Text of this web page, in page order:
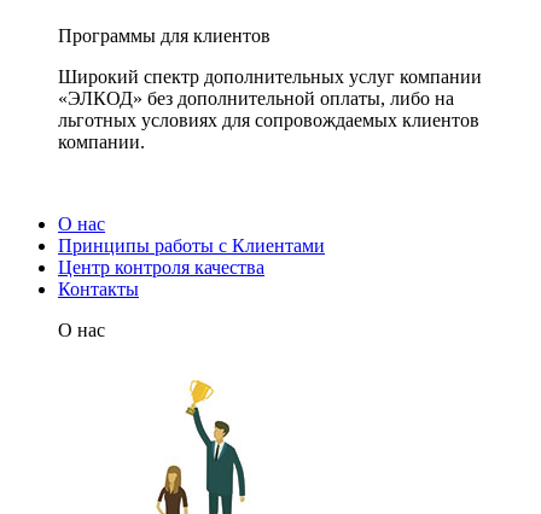
Программы для клиентов
Широкий спектр дополнительных услуг компании
«ЭЛКОД» без дополнительной оплаты, либо на
льготных условиях для сопровождаемых клиентов
компании.
О нас
Принципы работы с Клиентами
Центр контроля качества
Контакты
О нас